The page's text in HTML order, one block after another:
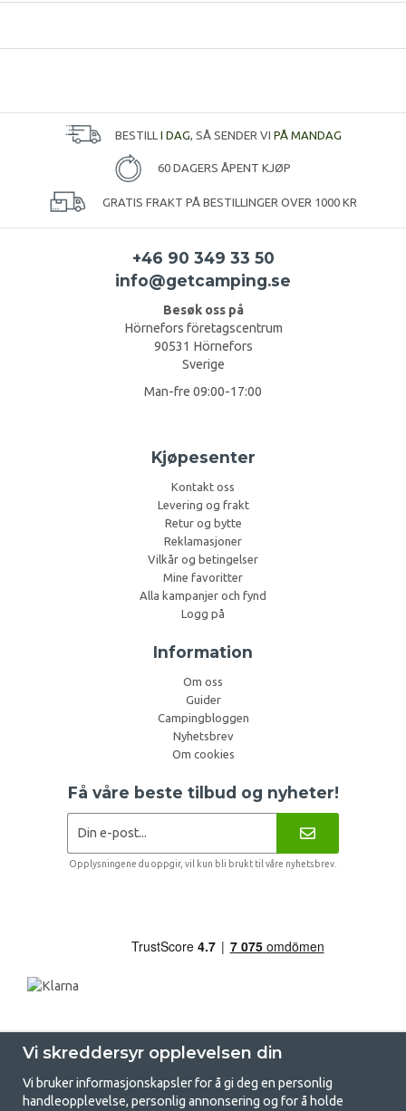
BESTILL I DAG , SÅ SENDER VI PÅ MANDAG
60 DAGERS ÅPENT KJØP
GRATIS FRAKT PÅ BESTILLINGER OVER 1000 KR
+46 90 349 33 50
info@getcamping.se
Besøk oss på
Hörnefors företagscentrum
90531 Hörnefors
Sverige
Man-fre 09:00-17:00
Kjøpesenter
Kontakt oss
Levering og frakt
Retur og bytte
Reklamasjoner
Vilkår og betingelser
Mine favoritter
Alla kampanjer och fynd
Logg på
Information
Om oss
Guider
Campingbloggen
Nyhetsbrev
Om cookies
Få våre beste tilbud og nyheter!
Opplysningene du oppgir, vil kun bli brukt til våre nyhetsbrev.
Vi skreddersyr opplevelsen din
Vi bruker informasjonskapsler for å gi deg en personlig
handleopplevelse, personlig annonsering og for å holde